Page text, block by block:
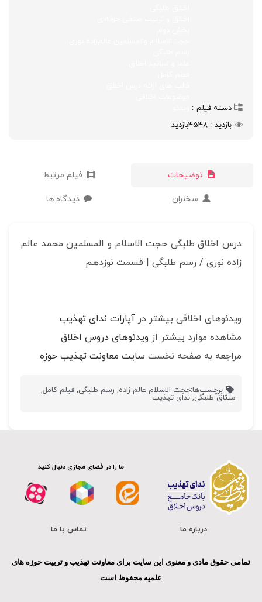
دسته فیلم
بازدید
4548بازدید
توضیحات فیلم مرتبط
سخنران دیدگاه ها
درس اخلاق طلبگی حجت الاسلام و المسلمین محمد عالم
زاده نوری / رسم طلبگی | قسمت نوزدهم
ویدئوهای اخلاقی بیشتر در آپارات ندای تهذیب
مشاهده موارد بیشتر از ویدئوهای دروس اخلاق
مراجعه به صفحه نخست سایت معاونت تهذیب حوزه
برچسب‌ها:حجت الاسلام عالم زاده, رسم طلبگی,فیلم کامل,
میثاق طلبگی, ندای تهذیب
ما را در فضای مجازی دنبال کنید
درباره ما تماس با ما
تمامی حقوق مادی و معنوی این سایت برای معاونت تهذیب و تربیت حوزه های
علمیه محفوظ است